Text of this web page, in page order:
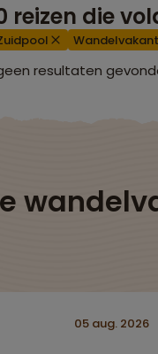
reizen die
resultaten
05 aug. 2026